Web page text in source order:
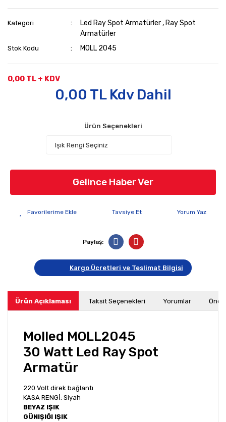
Kategori Led Ray Spot Armatürler, Ray Spot
Armatürler
Stok Kodu MOLL 2045
0,00 TL + KDV
0,00 TL Kdv Dahil
Ürün Seçenekleri
Gelince Haber Ver
Tavsiye Et Yorum Yaz
Paylaş:
Kargo Ücretleri ve Teslimat Bilgisi
Ürün Açıklaması Taksit Seçenekleri Yorumlar
Molled MOLL2045
30 Watt Led Ray Spot
Armatür
220 Volt direk bağlantı
KASA RENGİ: Siyah
BEYAZ IŞIK
GÜNIŞIĞI IŞIK